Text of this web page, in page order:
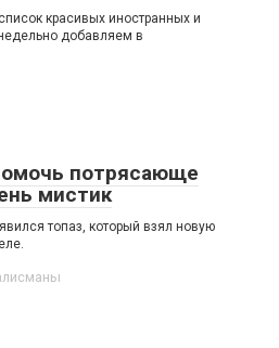
красивых иностранных и
добавляем в
потрясающе
мистик
топаз, который взял новую